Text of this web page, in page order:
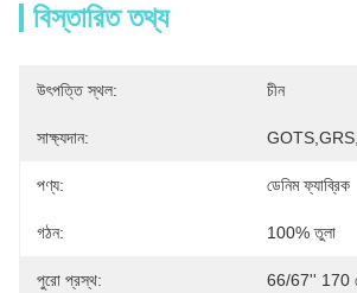
বিস্তারিত তথ্য
উৎপত্তি স্থল: চীন
সাক্ষ্যদান:
পণ্য: ডেনিম ফ্যাব্রিক
গঠন: 100% তুলা
পুরো প্রস্থ: 66/67'' 170